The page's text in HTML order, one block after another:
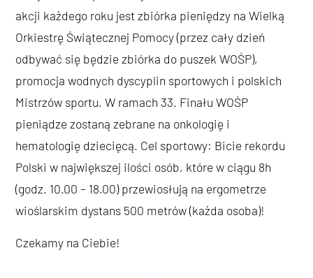
akcji każdego roku jest zbiórka pieniędzy na Wielką
Orkiestrę Świątecznej Pomocy (przez cały dzień
odbywać się będzie zbiórka do puszek WOŚP),
promocja wodnych dyscyplin sportowych i polskich
Mistrzów sportu. W ramach 33. Finału WOŚP
pieniądze zostaną zebrane na onkologię i
hematologię dziecięcą. Cel sportowy: Bicie rekordu
Polski w największej ilości osób, które w ciągu 8h
(godz. 10.00 – 18.00) przewiosłują na ergometrze
wioślarskim dystans 500 metrów (każda osoba)!
Czekamy na Ciebie!